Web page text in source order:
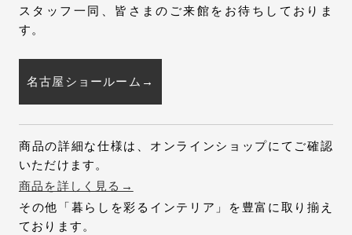
スタッフ一同、皆さまのご来館をお待ちしておりま
す。
名古屋ショールーム→
商品の詳細な仕様は、オンラインショップにてご確認
いただけます。
商品を詳しく見る→
その他「暮らしを彩るインテリア」を豊富に取り揃え
ております。